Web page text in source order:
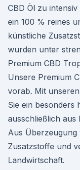
CBD Öl zu
ein 100 % reines
künstliche
wurden unter
Premium CBD
Unsere Premium
vorab. Mit
Sie ein besonders
ausschließlich
Aus
Zusatzstoffe und
Landwirtschaft.